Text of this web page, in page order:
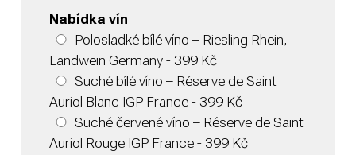
Nabídka vín
Polosladké bílé víno – Riesling Rhein,
Landwein Germany - 399 Kč
Suché bílé víno – Réserve de Saint
Auriol Blanc IGP France - 399 Kč
Suché červené víno – Réserve de Saint
Auriol Rouge IGP France - 399 Kč